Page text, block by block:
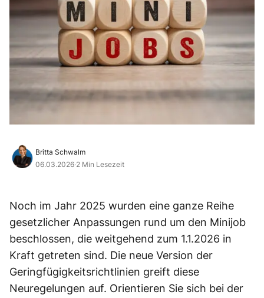
Britta Schwalm
06.03.2026·2 Min Lesezeit
Noch im Jahr 2025 wurden eine ganze Reihe
gesetzlicher Anpassungen rund um den Minijob
beschlossen, die weitgehend zum 1.1.2026 in
Kraft getreten sind. Die neue Version der
Geringfügigkeitsrichtlinien greift diese
Neuregelungen auf. Orientieren Sie sich bei der